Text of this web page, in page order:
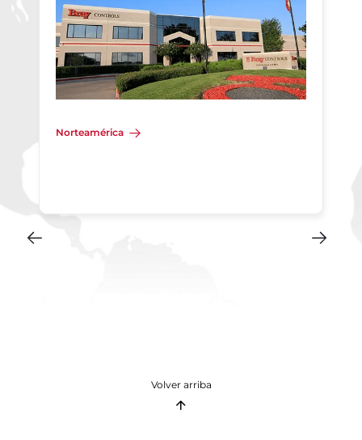
Norteamérica
Volver arriba